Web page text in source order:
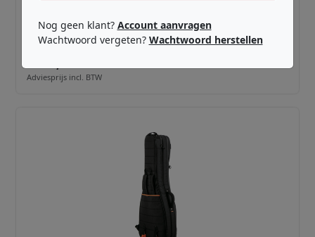
M80 Classic Ultra Single Bass (BLACK)
Adviesprijs incl. BTW
Nog geen klant? Account aanvragen
Wachtwoord vergeten? Wachtwoord herstellen